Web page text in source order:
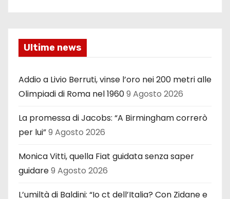
Ultime news
Addio a Livio Berruti, vinse l’oro nei 200 metri alle
Olimpiadi di Roma nel 19609 Agosto 2026
La promessa di Jacobs: “A Birmingham correrò
per lui”9 Agosto 2026
Monica Vitti, quella Fiat guidata senza saper
guidare9 Agosto 2026
L’umiltà di Baldini: “Io ct dell’Italia? Con Zidane e